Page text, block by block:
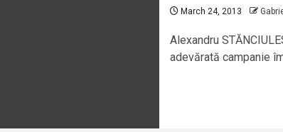
March 24, 2013
Alexandru
adevărată campanie